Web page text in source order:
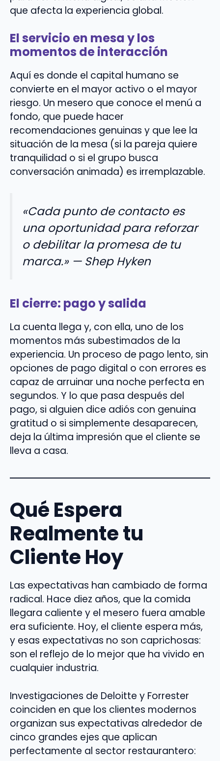
que afecta la experiencia global.
El servicio en mesa y los
momentos de interacción
Aquí es donde el capital humano se
convierte en el mayor activo o el mayor
riesgo. Un mesero que conoce el menú a
fondo, que puede hacer
recomendaciones genuinas y que lee la
situación de la mesa (si la pareja quiere
tranquilidad o si el grupo busca
conversación animada) es irremplazable.
«Cada punto de contacto es
una oportunidad para reforzar
o debilitar la promesa de tu
marca.» — Shep Hyken
El cierre: pago y salida
La cuenta llega y, con ella, uno de los
momentos más subestimados de la
experiencia. Un proceso de pago lento, sin
opciones de pago digital o con errores es
capaz de arruinar una noche perfecta en
segundos. Y lo que pasa después del
pago, si alguien dice adiós con genuina
gratitud o si simplemente desaparecen,
deja la última impresión que el cliente se
lleva a casa.
Qué Espera
Realmente tu
Cliente Hoy
Las expectativas han cambiado de forma
radical. Hace diez años, que la comida
llegara caliente y el mesero fuera amable
era suficiente. Hoy, el cliente espera más,
y esas expectativas no son caprichosas:
son el reflejo de lo mejor que ha vivido en
cualquier industria.
Investigaciones de Deloitte y Forrester
coinciden en que los clientes modernos
organizan sus expectativas alrededor de
cinco grandes ejes que aplican
perfectamente al sector restaurantero: